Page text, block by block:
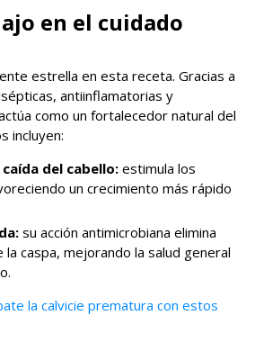
en el cuidado
estrella en esta receta. Gracias a
antiinflamatorias y
como un fortalecedor natural del
incluyen:
del cabello: estimula los
un crecimiento más rápido
su acción antimicrobiana elimina
caspa, mejorando la salud general
la calvicie prematura con estos